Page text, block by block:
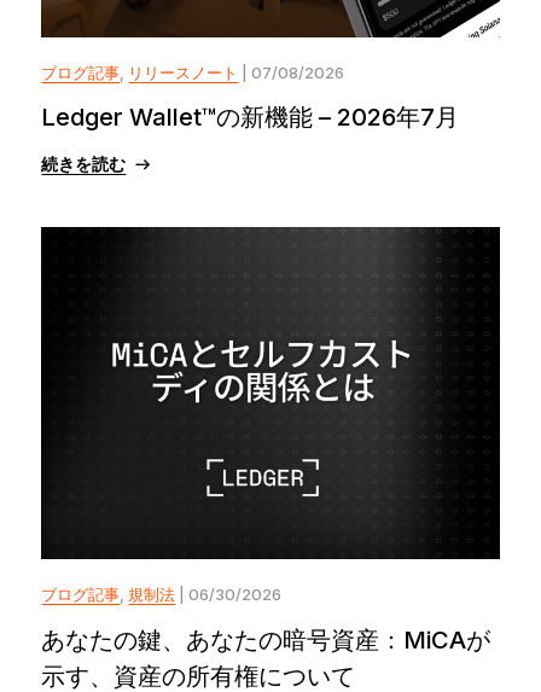
ブログ記事 リリースノート | 07/08/2026
Ledger Wallet™の新機能 – 2026年7月
続きを読む
ブログ記事 ,規制法 | 06/30/2026
あなたの鍵、あなたの暗号資産：MiCAが
示す、資産の所有権について